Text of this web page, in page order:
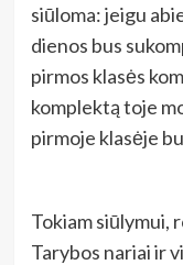
siūloma: jeigu
dienos bus
pirmos klasės
komplektą toje
pirmoje klasėje
Tokiam siūlymui,
Tarybos nariai ir